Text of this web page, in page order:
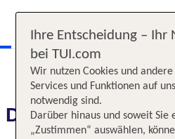
Das erwartet Sie
Ihre Entscheidung – Ihr
bei TUI.com
Wir nutzen Cookies und
Services und Funktionen auf
notwendig sind.
Darüber hinaus und soweit Sie
„Zustimmen“ auswählen,